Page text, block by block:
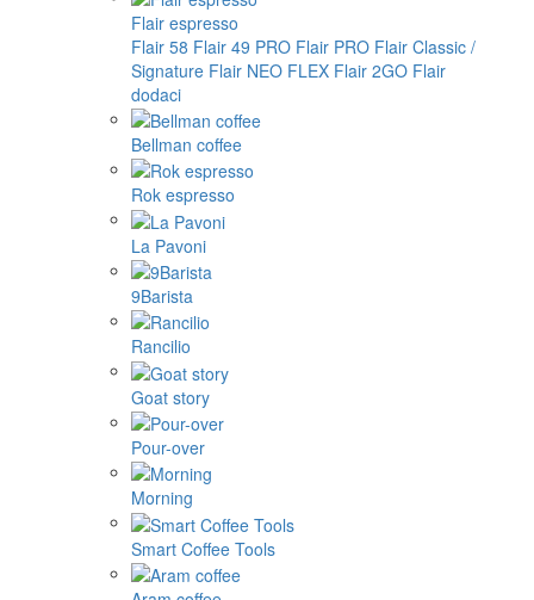
Flair espresso
Flair 58 Flair 49 PRO Flair PRO Flair Classic /
Signature Flair NEO FLEX Flair 2GO Flair
dodaci
Bellman coffee
Rok espresso
La Pavoni
9Barista
Rancilio
Goat story
Pour-over
Morning
Smart Coffee Tools